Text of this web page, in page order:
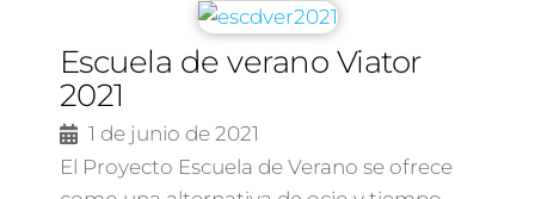
Escuela de verano Viator
2021
1 de junio de 2021
El Proyecto Escuela de Verano se ofrece